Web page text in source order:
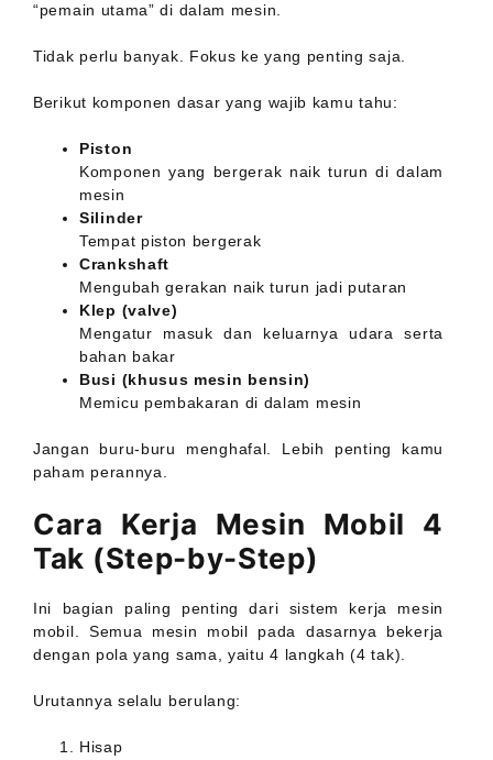
“pemain utama” di dalam mesin.
Tidak perlu banyak. Fokus ke yang penting saja.
Berikut komponen dasar yang wajib kamu tahu:
Piston
Komponen yang bergerak naik turun di dalam
mesin
Silinder
Tempat piston bergerak
Crankshaft
Mengubah gerakan naik turun jadi putaran
Klep (valve)
Mengatur masuk dan keluarnya udara serta
bahan bakar
Busi (khusus mesin bensin)
Memicu pembakaran di dalam mesin
Jangan buru-buru menghafal. Lebih penting kamu
paham perannya.
Cara Kerja Mesin Mobil 4
Tak (Step-by-Step)
Ini bagian paling penting dari sistem kerja mesin
mobil. Semua mesin mobil pada dasarnya bekerja
dengan pola yang sama, yaitu 4 langkah (4 tak).
Urutannya selalu berulang:
Hisap